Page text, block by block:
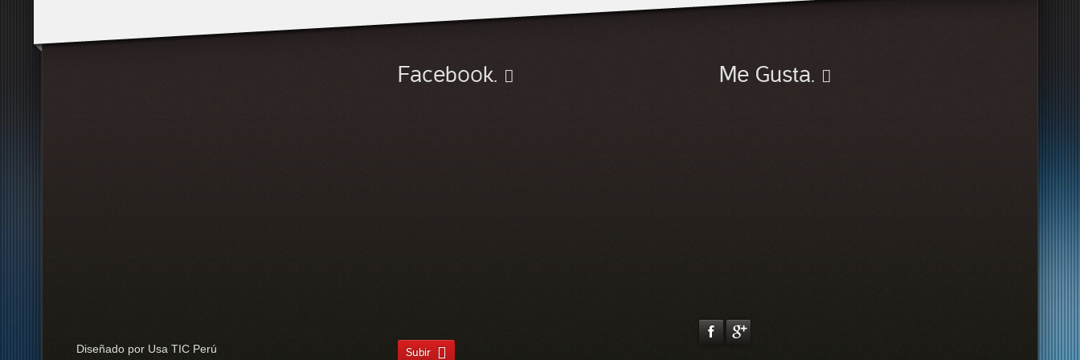
Facebook. Me Gusta.
Diseñado por Usa TIC Perú Subir